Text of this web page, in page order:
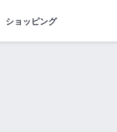
ショッピング